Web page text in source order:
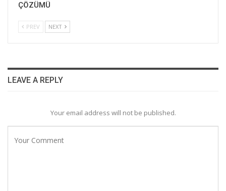
ÇÖZÜMÜ
PREV NEXT
LEAVE A REPLY
Your email address will not be published.